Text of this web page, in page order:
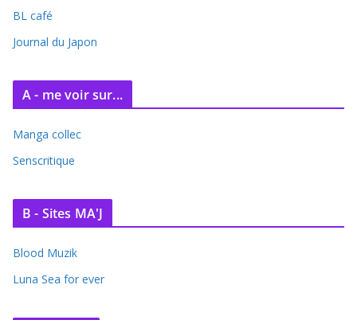
v
e
BL café
Journal du Japon
A - me voir sur...
Manga collec
Senscritique
B - Sites MA'J
Blood Muzik
Luna Sea for ever